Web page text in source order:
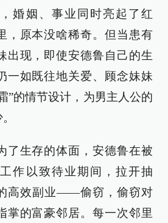
婚姻、事业同时亮起了红
，原本没啥稀奇。但当患有
出现，即使安德鲁自己的生
一如既往地关爱、顾念妹妹
的情节设计，为男主人公的
了生存的体面，安德鲁在被
作以致待业期间，拉开抽
高效副业——偷窃，偷窃对
掌的富豪邻居。每一次邻里